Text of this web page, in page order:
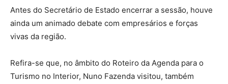
Antes do Secretário de Estado encerrar a sessão, houve
ainda um animado debate com empresários e forças
vivas da região.
Refira-se que, no âmbito do Roteiro da Agenda para o
Turismo no Interior, Nuno Fazenda visitou, também